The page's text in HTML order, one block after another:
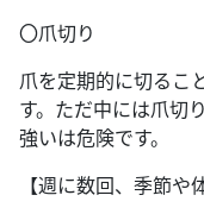
〇爪切り
爪を定期的に切るこ
す。ただ中には爪切
強いは危険です。
【週に数回、季節や